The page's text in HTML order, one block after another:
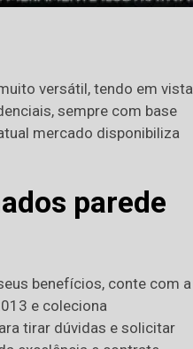
versátil, tendo em vista
sempre com base
mercado disponibiliza
parede
benefícios, conte com a
e coleciona
tirar dúvidas e solicitar